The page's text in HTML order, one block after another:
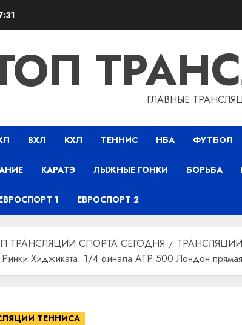
ГЛАВНЫЕ
ВХЛ КХЛ ТЕННИС НБА ФУТБОЛ
КАРАТЭ ЛЫЖНЫЕ ГОНКИ БОРЬБА
1 ЕВРОСПОРТ 2
ТРАНСЛЯЦИИ СПОРТА СЕГОДНЯ
Хиджиката. 1/4 финала ATP 500 Лондон
ТЕННИСА